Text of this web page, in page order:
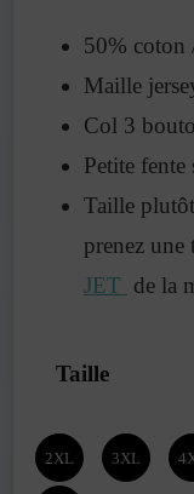
50% coton
Maille
Col 3
Petite fente
Taille
prenez une
JET de la
Taille
2XL 3XL